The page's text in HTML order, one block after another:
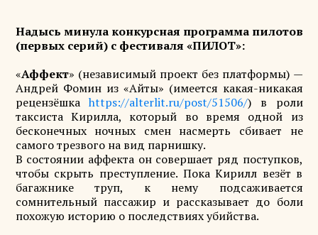
Надысь минула конкурсная программа пилотов
(первых серий) с фестиваля «ПИЛОТ»:
«Аффект» (независимый проект без платформы) —
Андрей Фомин из «Айты» (имеется какая-никакая
рецензёшкаhttps://alterlit.ru/post/51506/) в роли
таксиста Кирилла, который во время одной из
бесконечных ночных смен насмерть сбивает не
самого трезвого на вид парнишку.
В состоянии аффекта он совершает ряд поступков,
чтобы скрыть преступление. Пока Кирилл везёт в
багажнике труп, к нему подсаживается
сомнительный пассажир и рассказывает до боли
похожую историю о последствиях убийства.